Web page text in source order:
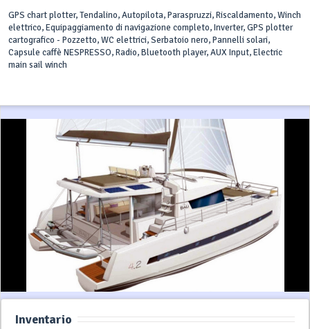
GPS chart plotter, Tendalino, Autopilota, Paraspruzzi, Riscaldamento, Winch
elettrico, Equipaggiamento di navigazione completo, Inverter, GPS plotter
cartografico - Pozzetto, WC elettrici, Serbatoio nero, Pannelli solari,
Capsule caffè NESPRESSO, Radio, Bluetooth player, AUX Input, Electric
main sail winch
Inventario